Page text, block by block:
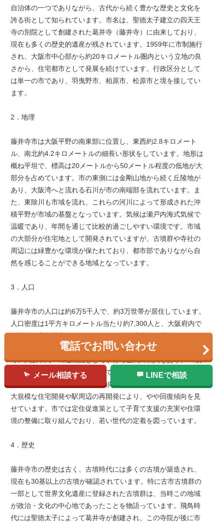
自治体の一つでありながら、古代から続く豊かな歴史と文化を
誇る街として知られています。市名は、聖徳太子建立の四天王
寺の別院として創建された葛井寺（藤井寺）に由来しており、
現在も多くの歴史的遺産が残されています。1959年に市制施行
され、大阪市中心部から約20キロメートル圏内という立地の良
さから、住宅都市として発展を続けています。行政区分として
は単一の市であり、羽曳野市、柏原市、松原市と境を接してい
ます。
2．地理
藤井寺市は大阪平野の南東部に位置し、東西約2.8キロメート
ル、南北約4.2キロメートルの細長い形状をしています。地形は
概ね平坦で、標高は20メートルから50メートル程度の低地が大
部分を占めています。市の東側には金剛山地から続く丘陵地が
あり、大阪湾へと流れる石川が市の南端部を流れています。ま
た、東除川も市域を流れ、これらの河川によって形成された沖
積平野が市域の基盤となっています。気候は瀬戸内海式気候で
温暖であり、年間を通じて比較的過ごしやすい環境です。市域
の大部分が住宅地として開発されていますが、古墳群や寺社の
周辺には緑豊かな環境が保たれており、都市部でありながら自
然を感じることができる地域となっています。
3．人口
藤井寺市の人口は約6万5千人で、約3万世帯が居住しています。
人口密度は1平方キロメートル当たり約7,300人と、大阪府内で
も比較的高い密度を示しています。年齢構成では高齢化が進ん
でおり、65歳以上の高齢者比率は約30%となっています。一方
で、大阪市内への通勤圏として子育て世代の転入もあり、14歳
以下の年少人口は約12%を占めています。人口の推移を見る
と、1980年代をピークに微減傾向が続いていましたが、近年は
大規模な住宅開発や駅周辺の再開発により、やや回復傾向を見
せています。市では定住促進策として子育て支援の充実や住環
境の整備に取り組んでおり、若い世代の定着を図っています。
4．歴史
藤井寺市の歴史は古く、古墳時代には多くの古墳が築造され、
現在も30基以上の古墳が確認されています。特に古市古墳群の
一部として世界文化遺産に登録された古墳群は、当時この地域
が政治・文化の中心地であったことを物語っています。飛鳥時
代には聖徳太子によって葛井寺が創建され、この寺院が後に市
電話でお問い合わせ
メール相談する LINEで相談